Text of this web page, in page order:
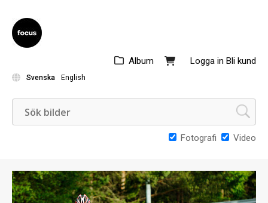
Logga in Bli kund
Album
Svenska English
Fotografi Video